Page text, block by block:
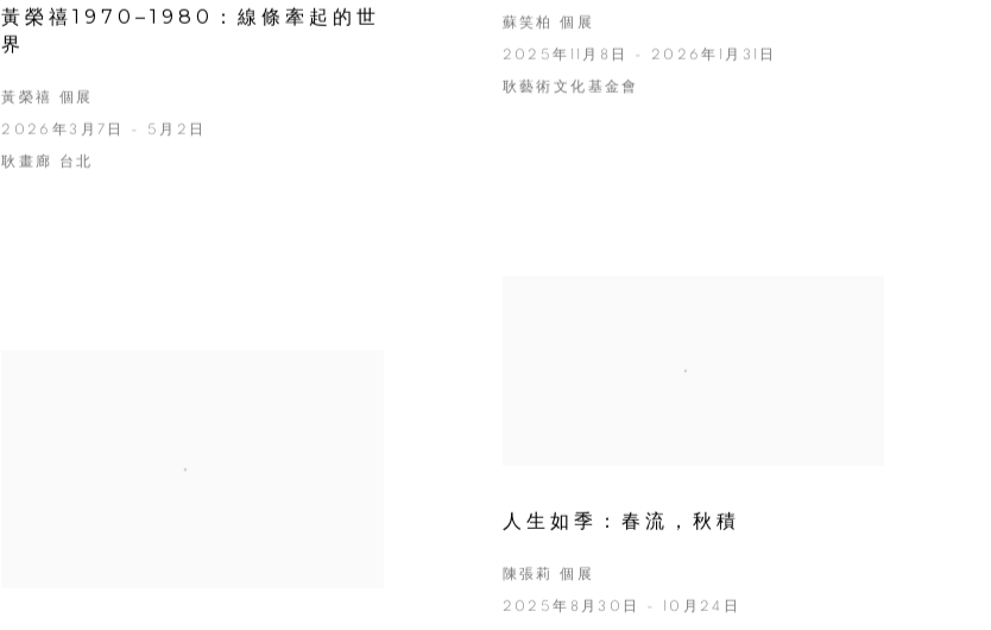
黃榮禧1970–1980：線條牽起的世
界
黃榮禧 個展
2026年3月7日 - 5月2日
耿畫廊 台北
蘇笑柏 個展
2025年11月8日 - 2026年1月31日
耿藝術文化基金會
人生如季：春流，秋積
陳張莉 個展
2025年8月30日 - 10月24日